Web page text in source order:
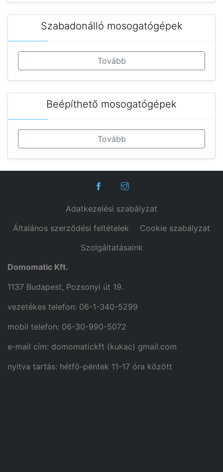
Szabadonálló mosogatógépek
Tovább
Beépíthető mosogatógépek
Tovább
Adatkezelési szabályzat
Általános szerződési feltételek
Cookie szabályzat
Szolgáltatásaink
Domomatic Kft.
1137 Budapest, Pozsonyi út 19.
vezetékes telefon: 06-1-340-5299
mobil telefon: 06-30-990-5072
e-mail cím: domomatickft (kukac) gmail.com
nyitva tartás: hétfő-péntek 11-17 óra között